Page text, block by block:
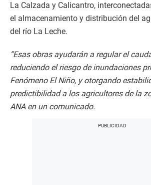
La Calzada y Calicantro,
el almacenamiento y distribución del
del río La Leche.
“Esas obras ayudarán a regular el
reduciendo el riesgo de inundaciones
Fenómeno El Niño, y otorgando
predictibilidad a los agricultores de la
ANA en un comunicado.